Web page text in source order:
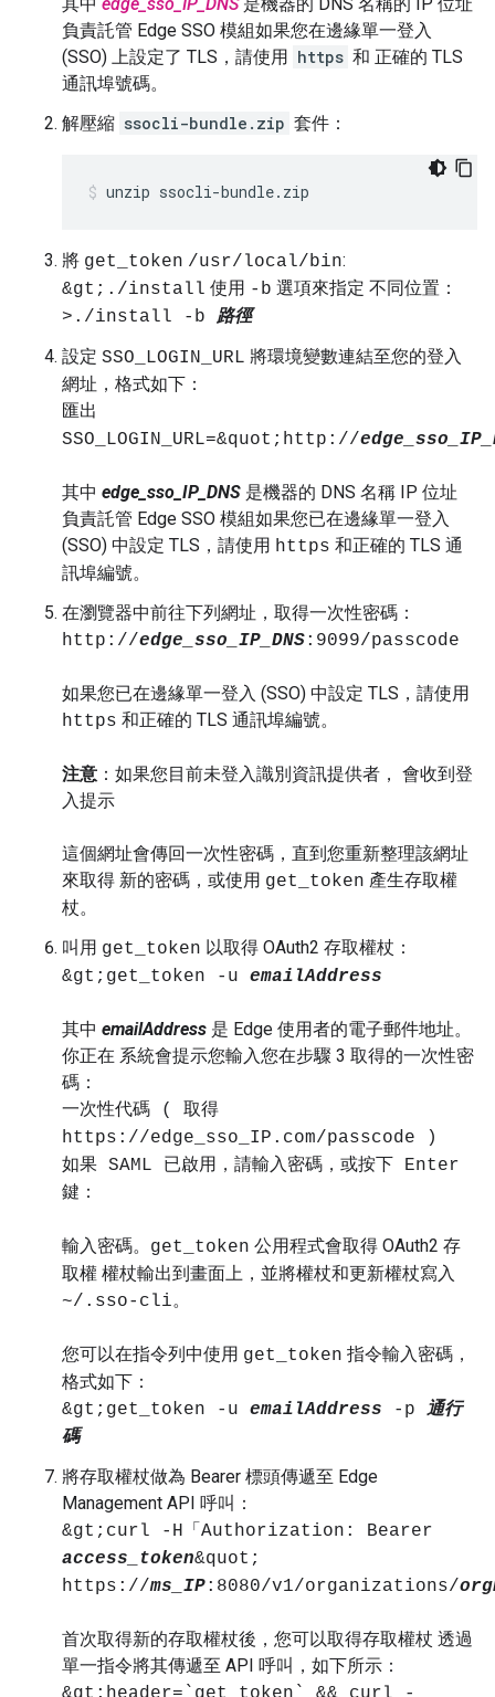
負責託管 Edge SSO 模組如果您在邊緣單一登入
(SSO) 上設定了 TLS，請使用 https 和 正確的 TLS
通訊埠號碼。
解壓縮 ssocli-bundle.zip 套件：
unzip ssocli-bundle.zip
將 get_token /usr/local/bin:
&gt;./install 使用 -b 選項來指定 不同位置：
>./install -b 路徑
設定 SSO_LOGIN_URL 將環境變數連結至您的登入
網址，格式如下：
匯出
SSO_LOGIN_URL=&quot;http://
其中 edge_sso_IP_DNS 是機器的 DNS 名稱 IP 位址
負責託管 Edge SSO 模組如果您已在邊緣單一登入
(SSO) 中設定 TLS，請使用 https 和正確的 TLS 通
訊埠編號。
在瀏覽器中前往下列網址，取得一次性密碼：
http://edge_sso_IP_DNS:9099/passcode
如果您已在邊緣單一登入 (SSO) 中設定 TLS，請使用
https 和正確的 TLS 通訊埠編號。
注意 ：如果您目前未登入識別資訊提供者， 會收到登
入提示
這個網址會傳回一次性密碼，直到您重新整理該網址
來取得 新的密碼，或使用 get_token 產生存取權
杖。
叫用 get_token 以取得 OAuth2 存取權杖：
&gt;get_token -u emailAddress
其中 emailAddress 是 Edge 使用者的電子郵件地址。
你正在 系統會提示您輸入您在步驟 3 取得的一次性密
碼：
一次性代碼 ( 取得
https://edge_sso_IP.com/passcode )
如果 SAML 已啟用，請輸入密碼，或按下 Enter
鍵：
輸入密碼。 get_token 公用程式會取得 OAuth2 存
取權 權杖輸出到畫面上，並將權杖和更新權杖寫入
~/.sso-cli。
您可以在指令列中使用 get_token 指令輸入密碼，
格式如下：
&gt;get_token -u emailAddress -p 通行
碼
將存取權杖做為 Bearer 標頭傳遞至 Edge
Management API 呼叫：
&gt;curl -H「Authorization: Bearer
access_token&quot;
https://ms_IP:8080/v1/organizations/
首次取得新的存取權杖後，您可以取得存取權杖 透過
單一指令將其傳遞至 API 呼叫，如下所示：